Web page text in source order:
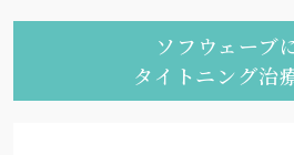
ソフウェーブ
タイトニング治